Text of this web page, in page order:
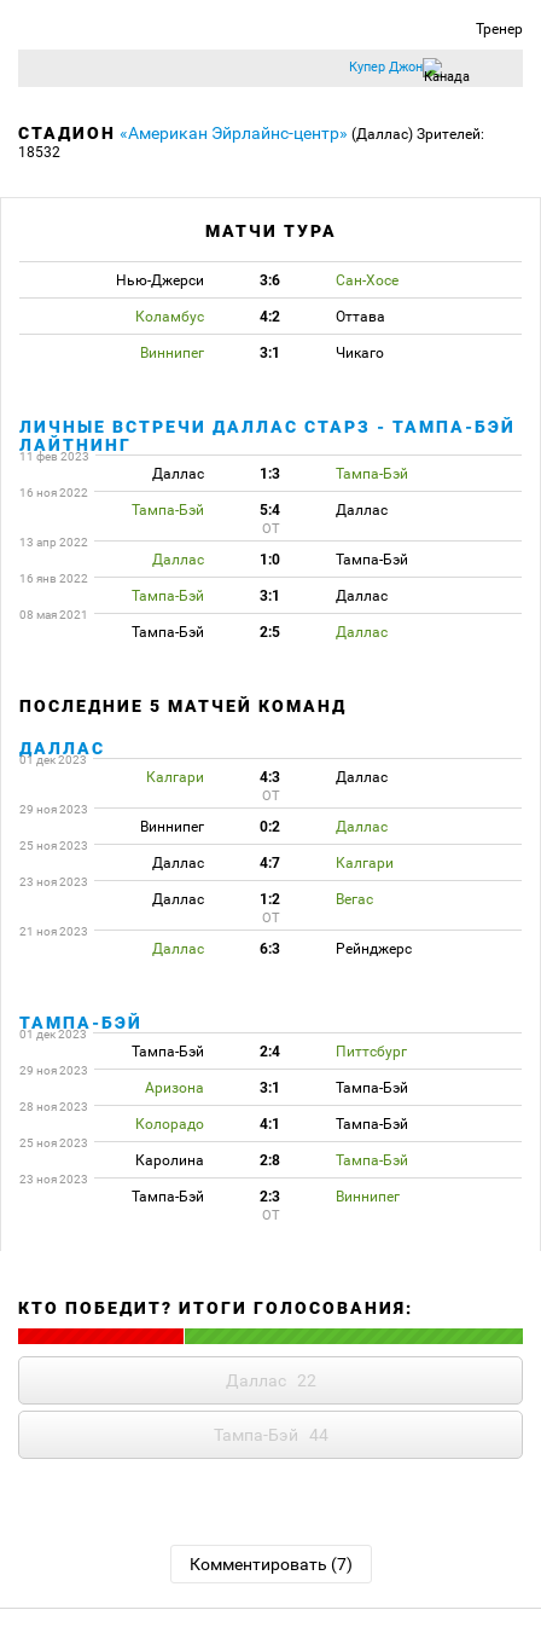
Тренер
Купер Джон
СТАДИОН «Американ Эйрлайнс-центр» (Даллас) Зрителей:
18532
МАТЧИ ТУРА
Нью-Джерси 3:6 Сан-Хосе
Коламбус 4:2 Оттава
Виннипег 3:1 Чикаго
ЛИЧНЫЕ ВСТРЕЧИ ДАЛЛАС СТАРЗ - ТАМПА-БЭЙ
ЛАЙТНИНГ
11 фев 2023
Даллас 1:3 Тампа-Бэй
16 ноя 2022
Тампа-Бэй 5:4 Даллас
ОТ
13 апр 2022
Даллас 1:0 Тампа-Бэй
16 янв 2022
Тампа-Бэй 3:1 Даллас
08 мая 2021
Тампа-Бэй 2:5 Даллас
ПОСЛЕДНИЕ 5 МАТЧЕЙ КОМАНД
ДАЛЛАС
01 дек 2023
Калгари 4:3 Даллас
ОТ
29 ноя 2023
Виннипег 0:2 Даллас
25 ноя 2023
Даллас 4:7 Калгари
23 ноя 2023
Даллас 1:2 Вегас
ОТ
21 ноя 2023
Даллас 6:3 Рейнджерс
ТАМПА-БЭЙ
01 дек 2023
Тампа-Бэй 2:4 Питтсбург
29 ноя 2023
Аризона 3:1 Тампа-Бэй
28 ноя 2023
Колорадо 4:1 Тампа-Бэй
25 ноя 2023
Каролина 2:8 Тампа-Бэй
23 ноя 2023
Тампа-Бэй 2:3 Виннипег
ОТ
КТО ПОБЕДИТ? ИТОГИ ГОЛОСОВАНИЯ:
Даллас 22
Тампа-Бэй 44
Комментировать (7)